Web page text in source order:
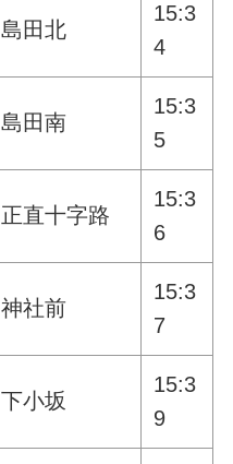
島田北
15:3
4
島田南
15:3
5
正直十字路
15:3
6
神社前
15:3
7
下小坂
15:3
9